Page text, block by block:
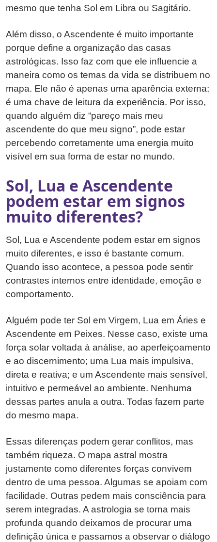
mesmo que tenha Sol em Libra ou Sagitário.
Além disso, o Ascendente é muito importante
porque define a organização das casas
astrológicas. Isso faz com que ele influencie a
maneira como os temas da vida se distribuem no
mapa. Ele não é apenas uma aparência externa;
é uma chave de leitura da experiência. Por isso,
quando alguém diz “pareço mais meu
ascendente do que meu signo”, pode estar
percebendo corretamente uma energia muito
visível em sua forma de estar no mundo.
Sol, Lua e Ascendente
podem estar em signos
muito diferentes?
Sol, Lua e Ascendente podem estar em signos
muito diferentes, e isso é bastante comum.
Quando isso acontece, a pessoa pode sentir
contrastes internos entre identidade, emoção e
comportamento.
Alguém pode ter Sol em Virgem, Lua em Áries e
Ascendente em Peixes. Nesse caso, existe uma
força solar voltada à análise, ao aperfeiçoamento
e ao discernimento; uma Lua mais impulsiva,
direta e reativa; e um Ascendente mais sensível,
intuitivo e permeável ao ambiente. Nenhuma
dessas partes anula a outra. Todas fazem parte
do mesmo mapa.
Essas diferenças podem gerar conflitos, mas
também riqueza. O mapa astral mostra
justamente como diferentes forças convivem
dentro de uma pessoa. Algumas se apoiam com
facilidade. Outras pedem mais consciência para
serem integradas. A astrologia se torna mais
profunda quando deixamos de procurar uma
definição única e passamos a observar o diálogo